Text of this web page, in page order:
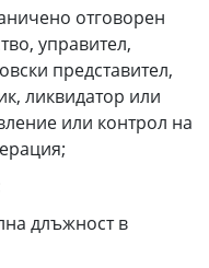
отговорен
управител,
представител,
ликвидатор или
или контрол на
длъжност в